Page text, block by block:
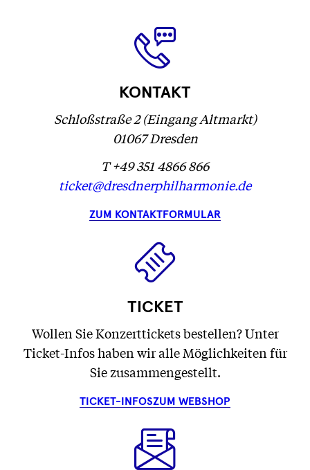
...
KONTAKT
Schloßstraße 2 (Eingang Altmarkt)
01067 Dresden
T +49 351 4866 866
ticket@dresdnerphilharmonie.de
ZUM KONTAKTFORMULAR
TICKET
Wollen Sie Konzerttickets bestellen? Unter
Ticket-Infos haben wir alle Möglichkeiten für
Sie zusammengestellt.
TICKET-INFOSZUM WEBSHOP